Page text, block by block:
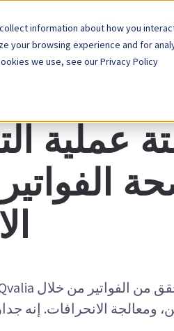
information about how you
your browsing experience and for
we use, see our Privacy Policy.
المنصة
عملية
ومعالجة الانحرافات. إنه